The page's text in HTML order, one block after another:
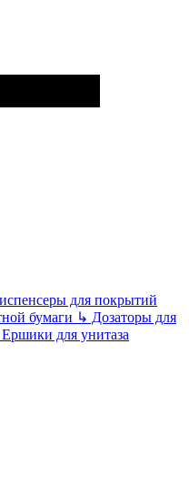
для покрытий
бумаги ↳ Дозаторы для
Ершики для унитаза